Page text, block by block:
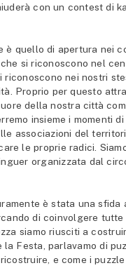
con un contest di
è quello di apertura nei
si riconoscono nel
nei nostri
Proprio per questo
della nostra città
insieme i momenti
associazioni del
le proprie radici.
organizzata dal
è stata una
di coinvolgere
siamo riusciti a
Festa, parlavamo di
e come i